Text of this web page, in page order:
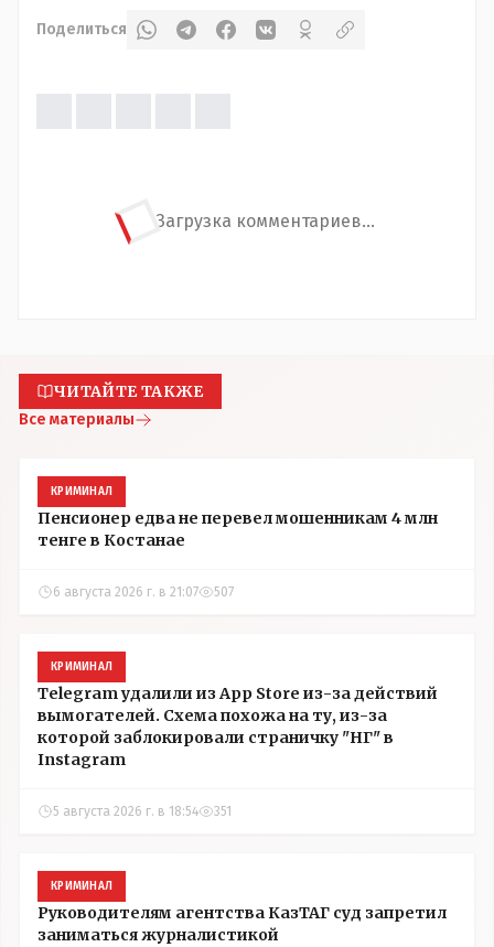
Поделиться
Загрузка комментариев...
ЧИТАЙТЕ ТАКЖЕ
Все материалы
КРИМИНАЛ
Пенсионер едва не перевел мошенникам 4 млн
тенге в Костанае
6 августа 2026 г. в 21:07 507
КРИМИНАЛ
Telegram удалили из App Store из-за действий
вымогателей. Схема похожа на ту, из-за
которой заблокировали страничку "НГ" в
Instagram
5 августа 2026 г. в 18:54 351
КРИМИНАЛ
Руководителям агентства КазТАГ суд запретил
заниматься журналистикой